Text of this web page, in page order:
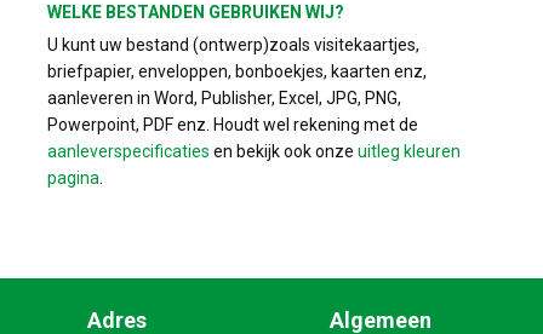
WELKE BESTANDEN GEBRUIKEN WIJ?
U kunt uw bestand (ontwerp)zoals visitekaartjes,
briefpapier, enveloppen, bonboekjes, kaarten enz,
aanleveren in Word, Publisher, Excel, JPG, PNG,
Powerpoint, PDF enz. Houdt wel rekening met de
aanleverspecificaties en bekijk ook onze uitleg kleuren
pagina
Adres Algemeen